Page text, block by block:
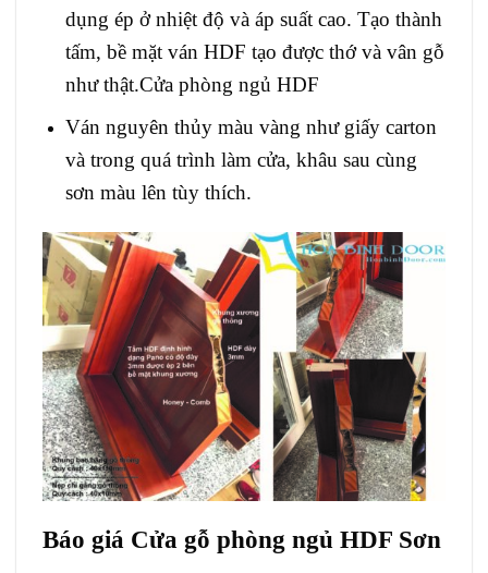
dụng ép ở nhiệt độ và áp suất cao. Tạo thành
tấm, bề mặt ván HDF tạo được thớ và vân gỗ
như thật.Cửa phòng ngủ HDF
Ván nguyên thủy màu vàng như giấy carton
và trong quá trình làm cửa, khâu sau cùng
sơn màu lên tùy thích.
Báo giá Cửa gỗ phòng ngủ HDF Sơn